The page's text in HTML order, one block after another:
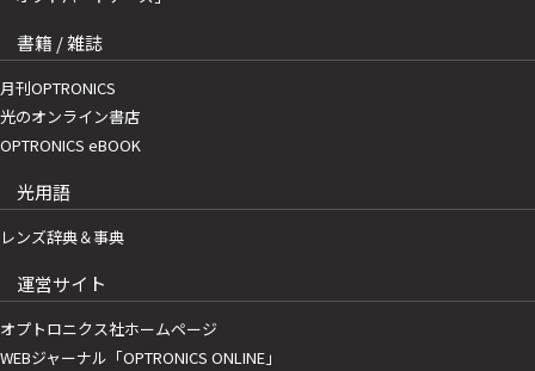
書籍 / 雑誌
月刊OPTRONICS
光のオンライン書店
OPTRONICS eBOOK
光用語
レンズ辞典＆事典
運営サイト
オプトロニクス社ホームページ
WEBジャーナル「OPTRONICS ONLINE」